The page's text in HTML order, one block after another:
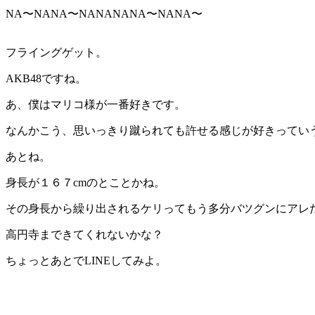
NA〜NANA〜NANANANA〜NANA〜
フライングゲット。
AKB48ですね。
あ、僕はマリコ様が一番好きです。
なんかこう、思いっきり蹴られても許せる感じが好きってい
あとね。
身長が１６７cmのとことかね。
その身長から繰り出されるケリってもう多分バツグンにアレ
高円寺まできてくれないかな？
ちょっとあとでLINEしてみよ。